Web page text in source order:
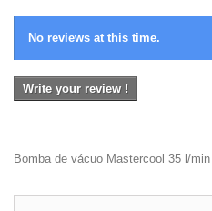
No reviews at this time.
Write your review !
Bomba de vácuo Mastercool 35 l/min